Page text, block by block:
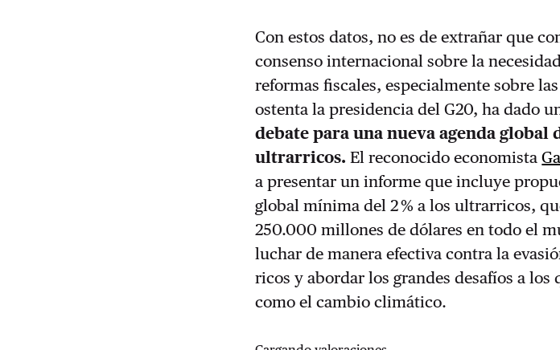
Con estos datos, no es de extrañar que
consenso internacional sobre la
reformas fiscales, especialmente sobre
ostenta la presidencia del G20, ha dado
debate para una nueva agenda global
ultrarricos. El reconocido economista
a presentar un informe que incluye
global mínima del 2 % a los ultrarricos,
250.000 millones de dólares en todo el
luchar de manera efectiva contra la
ricos y abordar los grandes desafíos a los
como el cambio climático.